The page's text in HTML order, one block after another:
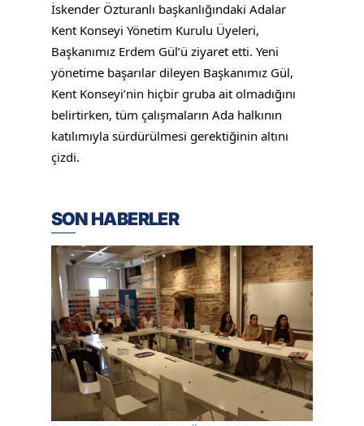
İskender Özturanlı başkanlığındaki Adalar
Kent Konseyi Yönetim Kurulu Üyeleri,
Başkanımız Erdem Gül’ü ziyaret etti. Yeni
yönetime başarılar dileyen Başkanımız Gül,
Kent Konseyi’nin hiçbir gruba ait olmadığını
belirtirken, tüm çalışmaların Ada halkının
katılımıyla sürdürülmesi gerektiğinin altını
çizdi.
SON HABERLER